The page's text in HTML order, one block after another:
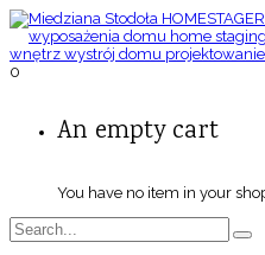
0
An empty cart
You have no item in your